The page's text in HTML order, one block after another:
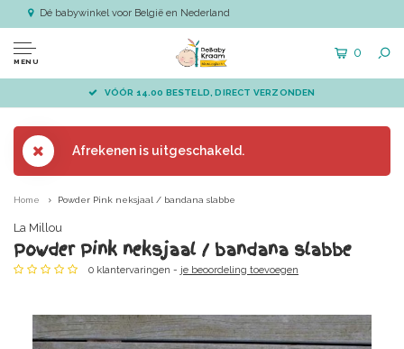
Dé babywinkel voor België en Nederland
MENU
0
VÓÓR 14.00 BESTELD, DIRECT VERZONDEN
Afrekenen is uitgeschakeld.
Home Powder Pink neksjaal / bandana slabbe
La Millou
Powder Pink neksjaal / bandana slabbe
0 klantervaringen - je beoordeling toevoegen